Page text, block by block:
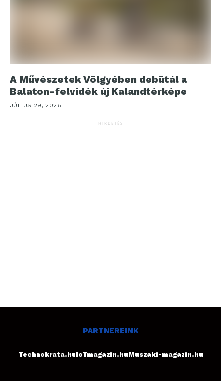
A Művészetek Völgyében debütál a
Balaton-felvidék új Kalandtérképe
JÚLIUS 29, 2026
HIRDETÉS
PARTNEREINK
Technokrata.huIoTmagazin.huMuszaki-magazin.hu